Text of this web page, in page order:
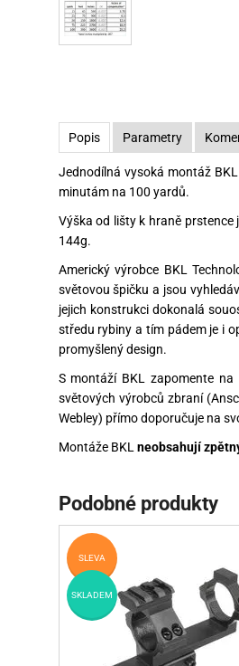
Příslušenství pro zbraně na ZP
Brokovnice samonabíjecí
Pistole samonabíjecí
Zavírací nože
Kuchyňské nože
Obranné spreje
Popis Parametry
Jednodílná vysoká montáž
minutám na 100 yardů.
Výška od lišty k hraně
144g.
Americký výrobce BKL
světovou špičku a jsou
jejich konstrukci dokonalá
středu rybiny a tím pádem je i
promyšlený design.
S montáží BKL zapomente
světových výrobců zbraní
Webley) přímo doporučuje na
Montáže BKL neobsahují
Podobné produkty
SLEVA
SKLADEM